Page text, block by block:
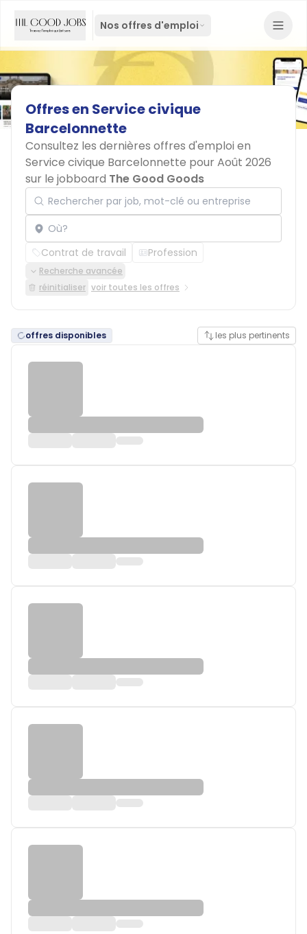
Nos offres d'emploi
Offresen Servicecivique
Barcelonnette
Consultez les dernières offres d'emploi en
Service civique Barcelonnette pour Août 2026
sur le jobboard The Good Goods
Rechercher par job, mot-clé ou entreprise
Localisation
Contrat de travail Profession
Recherche avancée
réinitialiser voir toutes les offres
offres disponibles les plus pertinents